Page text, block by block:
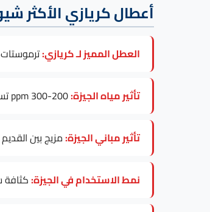
أعطال كريازي الأكثر
العطل المميز لـ كريازي:
تأثير مياه الجيزة:
تأثير مباني الجيزة:مزيج بين
نمط الاستخدام في الجيزة:كثافة